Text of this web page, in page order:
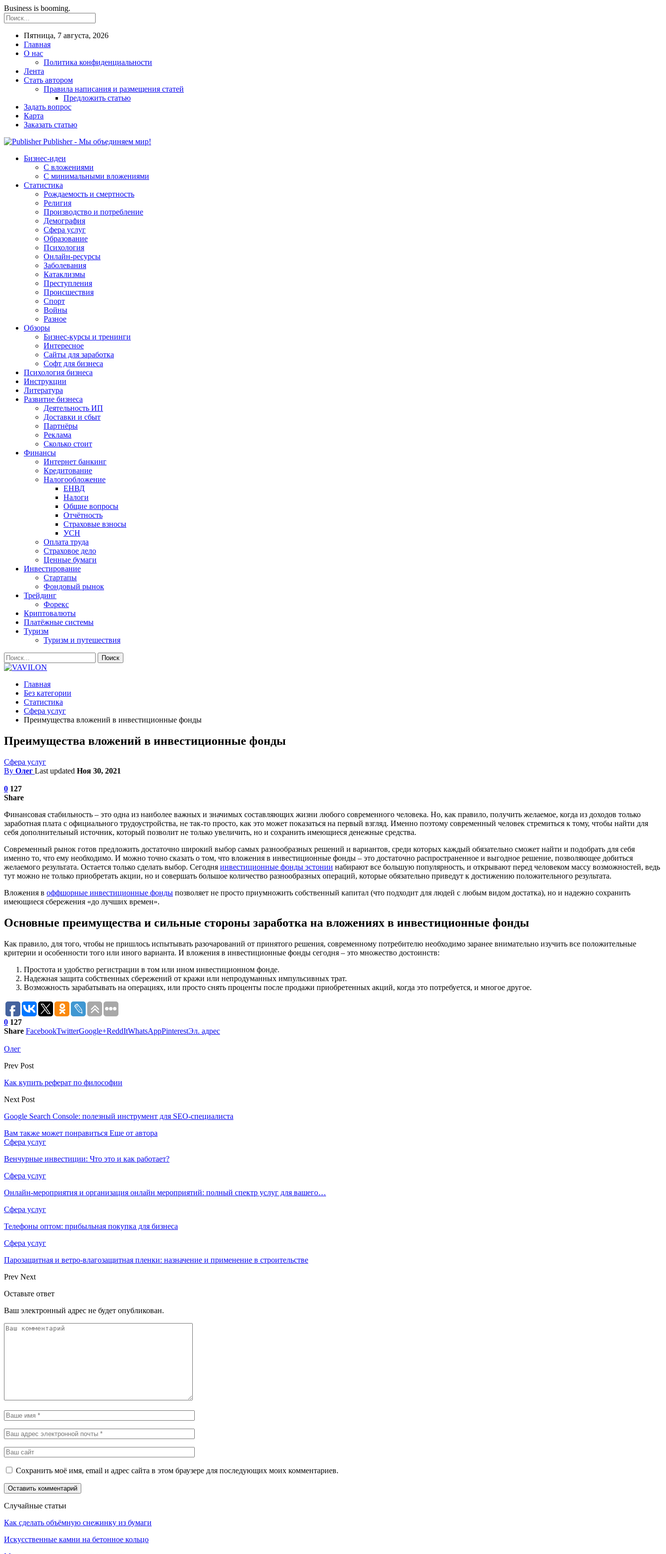
Business is booming.
Пятница, 7 августа, 2026
Главная
О нас
Политика конфиденциальности
Лента
Стать автором
Правила написания и размещения статей
Предложить статью
Задать вопрос
Карта
Заказать статью
Publisher - Мы объединяем мир!
Бизнес-идеи
С вложениями
С минимальными вложениями
Статистика
Рождаемость и смертность
Религия
Производство и потребление
Демография
Сфера услуг
Образование
Психология
Онлайн-ресурсы
Заболевания
Катаклизмы
Преступления
Происшествия
Спорт
Войны
Разное
Обзоры
Бизнес-курсы и тренинги
Интересное
Сайты для заработка
Софт для бизнеса
Психология бизнеса
Инструкции
Литература
Развитие бизнеса
Деятельность ИП
Доставки и сбыт
Партнёры
Реклама
Сколько стоит
Финансы
Интернет банкинг
Кредитование
Налогообложение
ЕНВД
Налоги
Общие вопросы
Отчётность
Страховые взносы
УСН
Оплата труда
Страховое дело
Ценные бумаги
Инвестирование
Стартапы
Фондовый рынок
Трейдинг
Форекс
Криптовалюты
Платёжные системы
Туризм
Туризм и путешествия
Главная
Без категории
Статистика
Сфера услуг
Преимущества вложений в инвестиционные фонды
Преимущества вложений в инвестиционные фонды
Сфера услуг
By Олег Last updated Ноя 30, 2021
0 127
Share
Финансовая стабильность – это одна из наиболее важных и значимых составляющих жизни любого современного человека. Но, как правило, получить желаемое, когда из доходов только
заработная плата с официального трудоустройства, не так-то просто, как это может показаться на первый взгляд. Именно поэтому современный человек стремиться к тому, чтобы найти для
себя дополнительный источник, который позволит не только увеличить, но и сохранить имеющиеся денежные средства.
Современный рынок готов предложить достаточно широкий выбор самых разнообразных решений и вариантов, среди которых каждый обязательно сможет найти и подобрать для себя
именно то, что ему необходимо. И можно точно сказать о том, что вложения в инвестиционные фонды – это достаточно распространенное и выгодное решение, позволяющее добиться
желаемого результата. Остается только сделать выбор. Сегодня инвестиционные фонды эстонии набирают все большую популярность, и открывают перед человеком массу возможностей, ведь
тут можно не только приобретать акции, но и совершать большое количество разнообразных операций, которые обязательно приведут к достижению положительного результата.
Вложения в оффшорные инвестиционные фонды позволяет не просто приумножить собственный капитал (что подходит для людей с любым видом достатка), но и надежно сохранить
имеющиеся сбережения «до лучших времен».
Основные преимущества и сильные стороны заработка на вложениях в инвестиционные фонды
Как правило, для того, чтобы не пришлось испытывать разочарований от принятого решения, современному потребителю необходимо заранее внимательно изучить все положительные
критерии и особенности того или иного варианта. И вложения в инвестиционные фонды сегодня – это множество достоинств:
Простота и удобство регистрации в том или ином инвестиционном фонде.
Надежная защита собственных сбережений от кражи или непродуманных импульсивных трат.
Возможность зарабатывать на операциях, или просто снять проценты после продажи приобретенных акций, когда это потребуется, и многое другое.
0 127
Share FacebookTwitterGoogle+ReddItWhatsAppPinterestЭл. адрес
Олег
Prev Post
Как купить реферат по философии
Next Post
Google Search Console: полезный инструмент для SEO-специалиста
Вам также может понравиться Еще от автора
Сфера услуг
Венчурные инвестиции: Что это и как работает?
Сфера услуг
Онлайн-мероприятия и организация онлайн мероприятий: полный спектр услуг для вашего…
Сфера услуг
Телефоны оптом: прибыльная покупка для бизнеса
Сфера услуг
Парозащитная и ветро-влагозащитная пленки: назначение и применение в строительстве
Prev Next
Оставьте ответ
Ваш электронный адрес не будет опубликован.
Сохранить моё имя, email и адрес сайта в этом браузере для последующих моих комментариев.
Случайные статьи
Как сделать объёмную снежинку из бумаги
Искусственные камни на бетонное кольцо